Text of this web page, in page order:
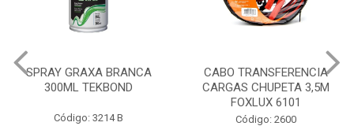
CABO TRANSFERENCIA
CARGAS CHUPETA 3,5M
Código: 2600
CHAVE DE RODA TIPO CRUZ
17X19X21X23 FOX 4513
Código: 2628